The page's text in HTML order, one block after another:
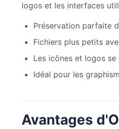
logos et les interfaces
Préservation parfaite
Fichiers plus petits
Les icônes et logos
Idéal pour les
Avantages